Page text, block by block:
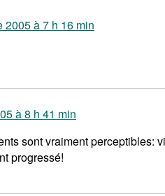
2005 à 7 h 16 min
à 8 h 41 min
sont vraiment perceptibles:
progressé!